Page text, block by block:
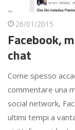
26/01/2015
Facebook,
chat
Come spesso
commentare una
social network,
ultimi tempi a